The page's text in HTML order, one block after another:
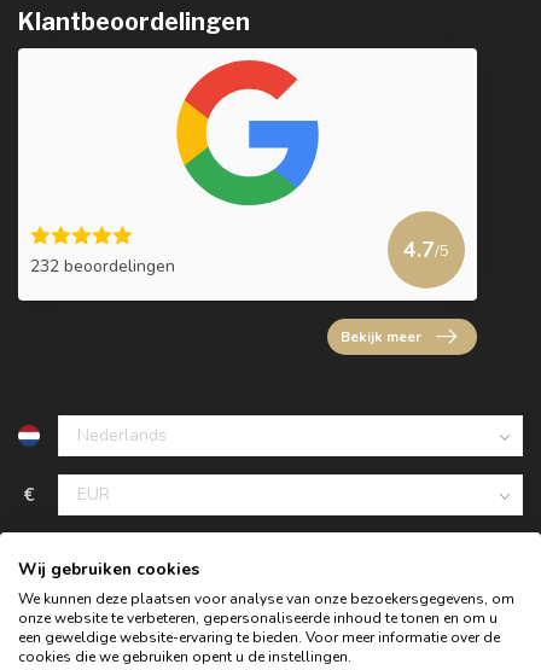
Klantbeoordelingen
232 beoordelingen
4.7/5
Bekijk meer
€
Wij gebruiken cookies
We kunnen deze plaatsen voor analyse van onze bezoekersgegevens, om
onze website te verbeteren, gepersonaliseerde inhoud te tonen en om u
een geweldige website-ervaring te bieden. Voor meer informatie over de
cookies die we gebruiken opent u de instellingen.